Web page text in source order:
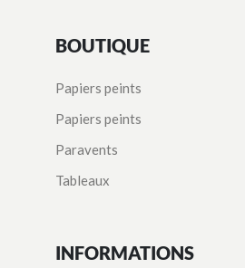
BOUTIQUE
Papiers peints
Papiers peints
Paravents
Tableaux
INFORMATIONS